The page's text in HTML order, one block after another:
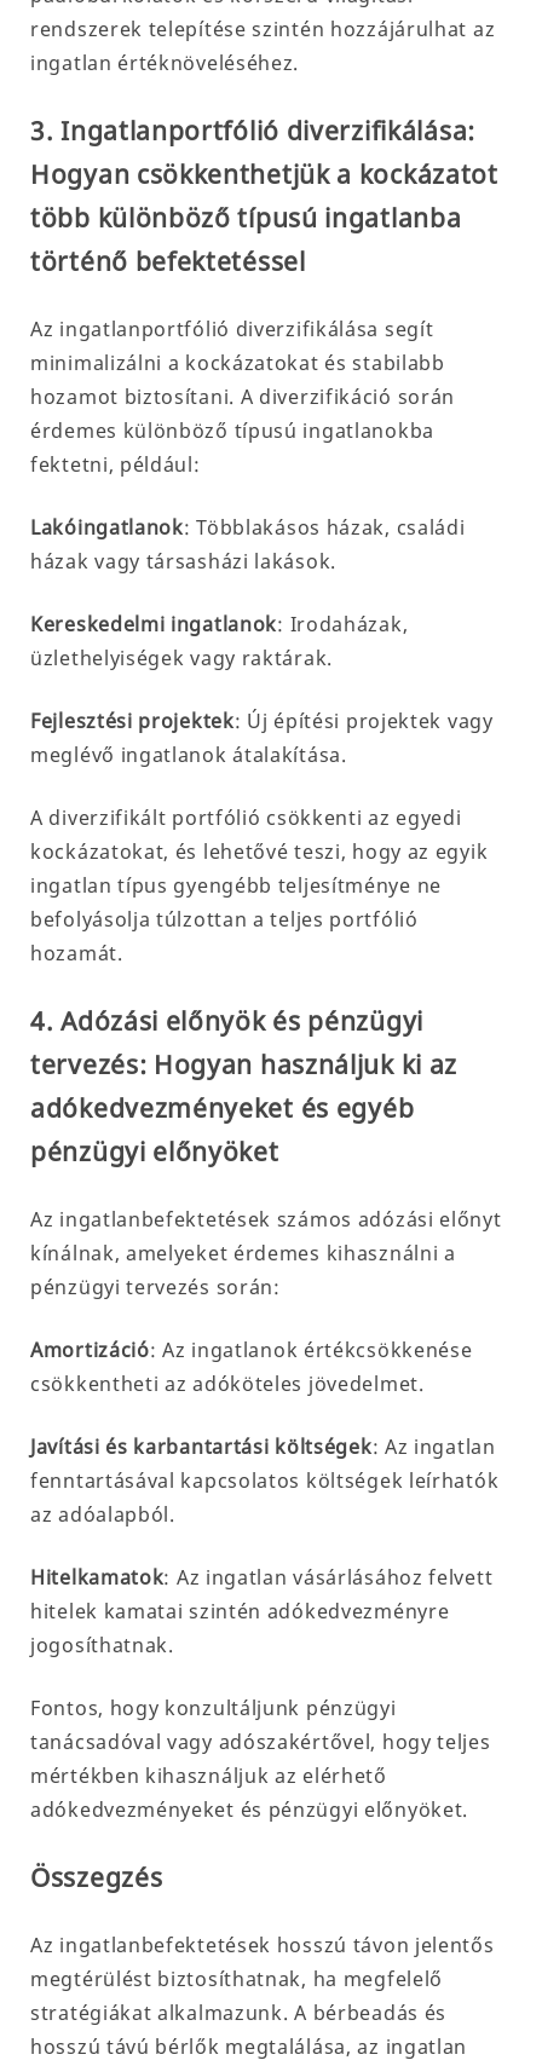
rendszerek telepítése szintén hozzájárulhat az
ingatlan értéknöveléséhez.
3. Ingatlanportfólió diverzifikálása:
Hogyan csökkenthetjük a kockázatot
több különböző típusú ingatlanba
történő befektetéssel
Az ingatlanportfólió diverzifikálása segít
minimalizálni a kockázatokat és stabilabb
hozamot biztosítani. A diverzifikáció során
érdemes különböző típusú ingatlanokba
fektetni, például:
Lakóingatlanok: Többlakásos házak, családi
házak vagy társasházi lakások.
Kereskedelmi ingatlanok: Irodaházak,
üzlethelyiségek vagy raktárak.
Fejlesztési projektek: Új építési projektek vagy
meglévő ingatlanok átalakítása.
A diverzifikált portfólió csökkenti az egyedi
kockázatokat, és lehetővé teszi, hogy az egyik
ingatlan típus gyengébb teljesítménye ne
befolyásolja túlzottan a teljes portfólió
hozamát.
4. Adózási előnyök és pénzügyi
tervezés: Hogyan használjuk ki az
adókedvezményeket és egyéb
pénzügyi előnyöket
Az ingatlanbefektetések számos adózási előnyt
kínálnak, amelyeket érdemes kihasználni a
pénzügyi tervezés során:
Amortizáció: Az ingatlanok értékcsökkenése
csökkentheti az adóköteles jövedelmet.
Javítási és karbantartási költségek: Az ingatlan
fenntartásával kapcsolatos költségek leírhatók
az adóalapból.
Hitelkamatok: Az ingatlan vásárlásához felvett
hitelek kamatai szintén adókedvezményre
jogosíthatnak.
Fontos, hogy konzultáljunk pénzügyi
tanácsadóval vagy adószakértővel, hogy teljes
mértékben kihasználjuk az elérhető
adókedvezményeket és pénzügyi előnyöket.
Összegzés
Az ingatlanbefektetések hosszú távon jelentős
megtérülést biztosíthatnak, ha megfelelő
stratégiákat alkalmazunk. A bérbeadás és
hosszú távú bérlők megtalálása, az ingatlan